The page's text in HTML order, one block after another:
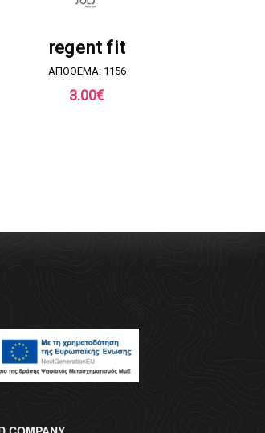
ΖΗΤΗΣΤΕ ΠΡΟΣΦΟΡΑ
regent fit
ΑΠΟΘΕΜΑ: 1156
3.00€